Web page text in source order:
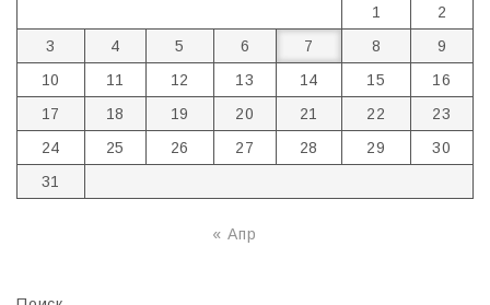
1
2
3
4 5 6 7 8
9
10
11 12 13 14 15
16
17
18 19 20 21 22
23
24
25 26 27 28 29
30
31
« Апр